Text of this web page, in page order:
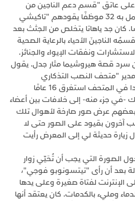
على عاتق "قسم دعم الناجين من
القنبلة الذرية"، الذي يعمل به 32 موظفًا يقودهم "تاكيشي
كان جد ياهاتا يتخلص من الجثث بعد
الناجينَ الأحياء بالرعاية الصحية
ونفقات الإيواء والجنائز.
سرد قصة هيروشيما مثار جدل. يقول
"متحف النصب التذكاري
للسلام"، إن معرضًا جديدا في المتحف استغرق 16 عامًا
-في جزء منه- إلى خلافات بين أعضاء
بعضهم عرض صور صارخة لأهوال تلك
آخرون بقيود على الصور حتى لا
زيارة حديثة لي إلى المعرض رأيت
الصورة التي يجب أن تُحَيّي زوار
بعد أن رأى "تيتسونوبو فوجي"،
الإنترنت لفتاة صغيرة وعلى يدها
ومليء بالكدمات. كان يعتقد أنها